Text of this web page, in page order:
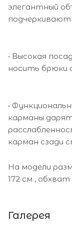
элегантный
• Высокая
носить брюки
•
карманы
карман сзади
На модели
172 см ,
Галерея